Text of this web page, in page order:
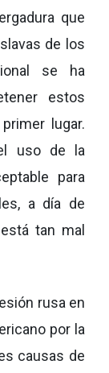
que
de los
se ha
estos
lugar.
uso de la
para
a día de
tan mal
rusa en
por la
causas de